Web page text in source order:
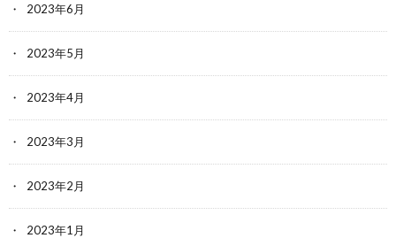
2023年6月
2023年5月
2023年4月
2023年3月
2023年2月
2023年1月